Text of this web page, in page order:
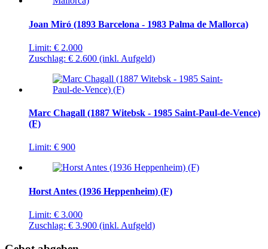
Joan Miró (1893 Barcelona - 1983 Palma de Mallorca)
Limit: € 2.000
Zuschlag: € 2.600 (inkl. Aufgeld)
Marc Chagall (1887 Witebsk - 1985 Saint-Paul-de-Vence)
(F)
Limit: € 900
Horst Antes (1936 Heppenheim) (F)
Limit: € 3.000
Zuschlag: € 3.900 (inkl. Aufgeld)